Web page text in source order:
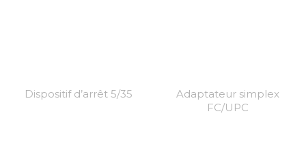
Dispositif d’arrêt 5/35
Adaptateur simplex
FC/UPC